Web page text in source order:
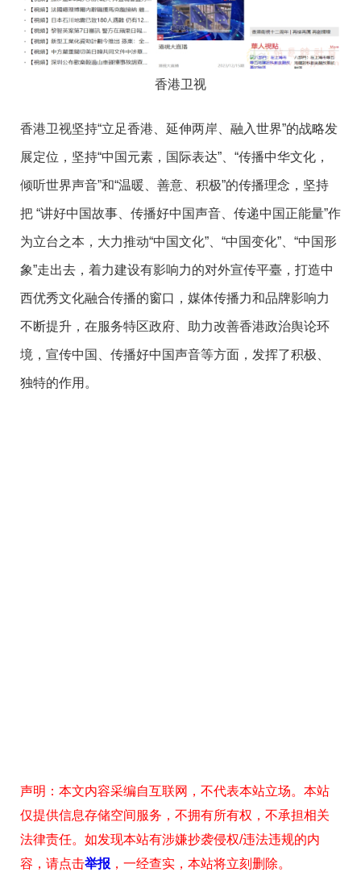
香港卫视
香港卫视坚持“立足香港、延伸两岸、融入世界”的战略发
展定位，坚持“中国元素，国际表达”、“传播中华文化，
倾听世界声音”和“温暖、善意、积极”的传播理念，坚持
把 “讲好中国故事、传播好中国声音、传递中国正能量”作
为立台之本，大力推动“中国文化”、“中国变化”、“中国形
象”走出去，着力建设有影响力的对外宣传平臺，打造中
西优秀文化融合传播的窗口，媒体传播力和品牌影响力
不断提升，在服务特区政府、助力改善香港政治舆论环
境，宣传中国、传播好中国声音等方面，发挥了积极、
独特的作用。
声明：本文内容采编自互联网，不代表本站立场。本站
仅提供信息存储空间服务，不拥有所有权，不承担相关
法律责任。如发现本站有涉嫌抄袭侵权/违法违规的内
容，请点击举报 ，一经查实，本站将立刻删除。